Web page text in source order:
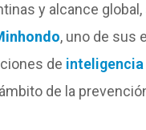
y alcance
, uno de sus
de
de la